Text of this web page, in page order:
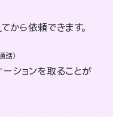
から依頼できます。
話）
ションを取ることが